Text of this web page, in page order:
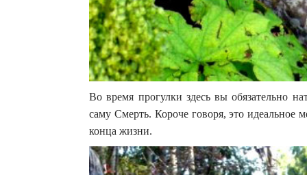
Во время прогулки здесь вы обязательно
саму Смерть. Короче говоря, это идеальное
конца жизни.